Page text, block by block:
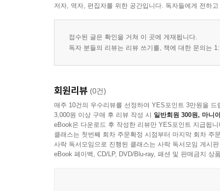
2절. 노인 문제의 안보화
1절. 노인안보 리더십 개념
1절. 선진국가의 모습
2절. 보훈과 노인 일자리
4장 정치와 행정의 역할 수행
1절. 정치의 선택
2절. 행정의 이행
저자, 역자, 편집자를 위한 공간입니다. 독자들에게 전하
접수된 글은 확인을 거쳐 이 곳에 게재됩니다.
독자 분들의 리뷰는 리뷰 쓰기를, 책에 대한 문의는
회원리뷰 (0건)
매주 10건의 우수리뷰를 선정하여 YES포인트 3만원을 드
3,000원 이상 구매 후 리뷰 작성 시 일반회원 300원, 마니
eBook은 다운로드 후 작성한 리뷰만 YES포인트 지급됩니
클래스는 첫번째 회차 주문확정 시점부터 마지막 회차 주
사락 독서모임으로 진행된 클래스는 사락 독서모임 게시
eBook 페이백, CD/LP, DVD/Blu-ray, 패션 및 판매금지 상